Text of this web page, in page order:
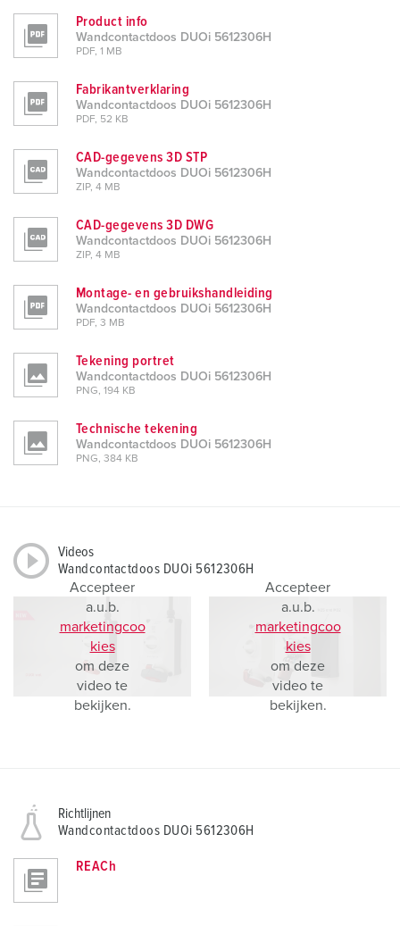
Product info
Wandcontactdoos DUOi 5612306H
PDF, 1 MB
Fabrikantverklaring
Wandcontactdoos DUOi 5612306H
PDF, 52 KB
CAD-gegevens 3D STP
Wandcontactdoos DUOi 5612306H
ZIP, 4 MB
CAD-gegevens 3D DWG
Wandcontactdoos DUOi 5612306H
ZIP, 4 MB
Montage- en gebruikshandleiding
Wandcontactdoos DUOi 5612306H
PDF, 3 MB
Tekening portret
Wandcontactdoos DUOi 5612306H
PNG, 194 KB
Technische tekening
Wandcontactdoos DUOi 5612306H
PNG, 384 KB
Videos
Wandcontactdoos DUOi 5612306H
Accepteer
a.u.b.
marketingcoo
kies
om deze
video te
bekijken.
Accepteer
a.u.b.
marketingcoo
kies
om deze
video te
bekijken.
Richtlijnen
Wandcontactdoos DUOi 5612306H
REACh